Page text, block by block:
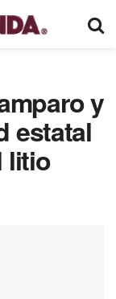
y
estatal
litio